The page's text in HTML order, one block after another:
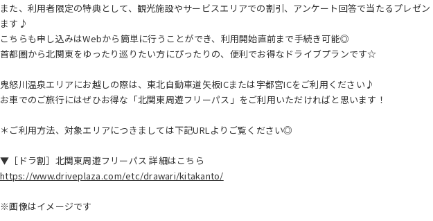
また、利用者限定の特典として、観光施設やサービスエリアでの割引、アンケート回答で当たるプレゼ
ます♪
こちらも申し込みはWebから簡単に行うことができ、利用開始直前まで手続き可能◎
首都圏から北関東をゆったり巡りたい方にぴったりの、便利でお得なドライブプランです☆
鬼怒川温泉エリアにお越しの際は、東北自動車道矢板ICまたは宇都宮ICをご利用ください♪
お車でのご旅行にはぜひお得な「北関東周遊フリーパス」をご利用いただければと思います！
＊ご利用方法、対象エリアにつきましては下記URLよりご覧ください◎
▼［ドラ割］北関東周遊フリーパス 詳細はこちら
https://www.driveplaza.com/etc/drawari/kitakanto/
※画像はイメージです